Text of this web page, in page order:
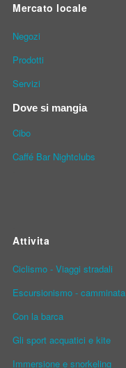
Mercato locale
Νegozi
Prodotti
Servizi
Dove si mangia
Cibo
Caffé Bar Nightclubs
Attivita
Ciclismo - Viaggi stradali
Escursionismo - camminata
Con la barca
Gli sport acquatici e kite
Immersione e snorkeling